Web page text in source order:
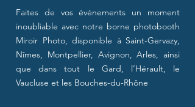
Faites de vos événements un moment
inoubliable avec notre borne photobooth
Miroir Photo, disponible à Saint-Gervazy,
Nîmes, Montpellier, Avignon, Arles, ainsi
que dans tout le Gard, l’Hérault, le
Vaucluse et les Bouches-du-Rhône